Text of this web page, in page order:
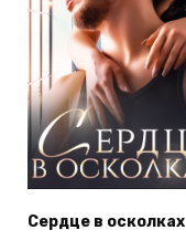
Сердце в осколках